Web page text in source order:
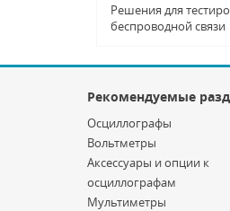
Решения для
беспроводной связи
Рекомендуемые
Осциллографы
Вольтметры
Аксессуары и опции к
осциллографам
Мультиметры